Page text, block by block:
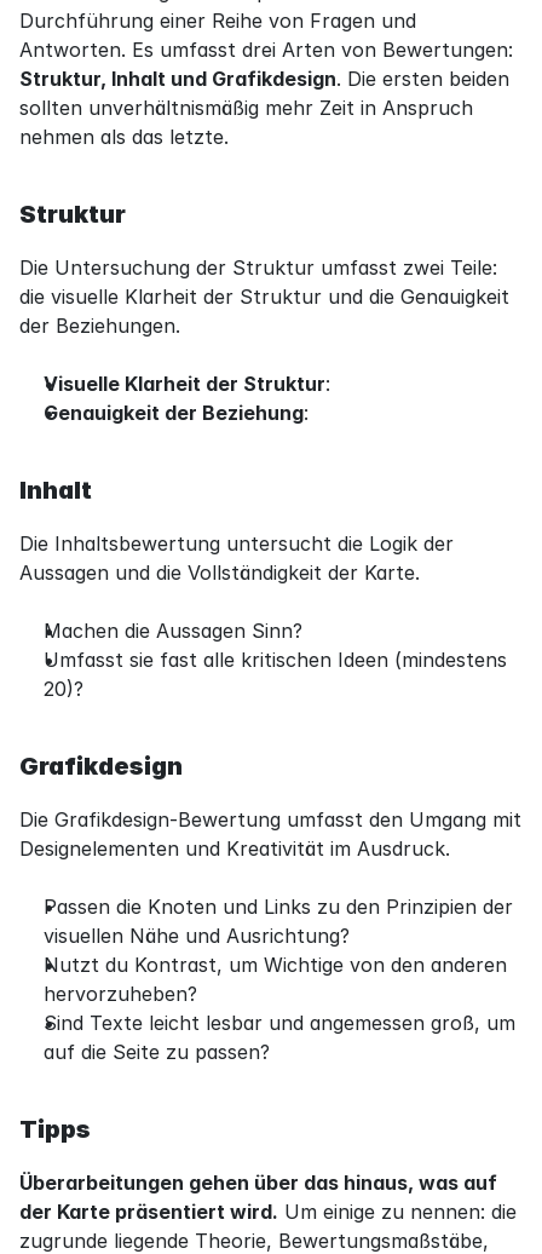
Durchführung einer Reihe von Fragen und
Struktur, Inhalt und Grafikdesign. Die ersten beiden
sollten unverhältnismäßig mehr Zeit in Anspruch
nehmen als das letzte.
Struktur
Die Untersuchung der Struktur umfasst zwei Teile:
die visuelle Klarheit der Struktur und die Genauigkeit
der Beziehungen.
Visuelle Klarheit der Struktur:
Genauigkeit der Beziehung:
Inhalt
Die Inhaltsbewertung untersucht die Logik der
Aussagen und die Vollständigkeit der Karte.
Machen die Aussagen Sinn?
Umfasst sie fast alle kritischen Ideen (mindestens
20)?
Grafikdesign
Die Grafikdesign-Bewertung umfasst den Umgang mit
Designelementen und Kreativität im Ausdruck.
Passen die Knoten und Links zu den Prinzipien der
visuellen Nähe und Ausrichtung?
Nutzt du Kontrast, um Wichtige von den anderen
hervorzuheben?
Sind Texte leicht lesbar und angemessen groß, um
auf die Seite zu passen?
Tipps
Überarbeitungen gehen über das hinaus, was auf
der Karte präsentiert wird. Um einige zu nennen: die
zugrunde liegende Theorie, Bewertungsmaßstäbe,